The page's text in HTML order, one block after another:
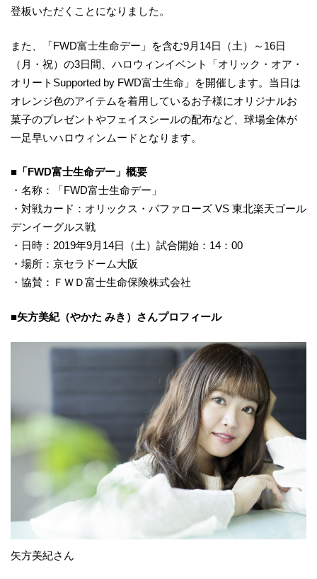
登板いただくことになりました。
また、「FWD富士生命デー」を含む9月14日（土）～16日
（月・祝）の3日間、ハロウィンイベント「オリック・オア・
オリートSupported by FWD富士生命」を開催します。当日は
オレンジ色のアイテムを着用しているお子様にオリジナルお
菓子のプレゼントやフェイスシールの配布など、球場全体が
一足早いハロウィンムードとなります。
■ 「FWD富士生命デー」概要
・名称：「FWD富士生命デー」
・対戦カード：オリックス・バファローズ VS 東北楽天ゴール
デンイーグルス戦
・日時：2019年9月14日（土）試合開始：14：00
・場所：京セラドーム大阪
・協賛：ＦＷＤ富士生命保険株式会社
■矢方美紀（やかた みき ） さんプロフィール
矢方美紀さん